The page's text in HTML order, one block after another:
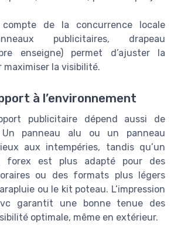
de la concurrence locale
publicitaires, drapeau
enseigne) permet d’ajuster la
maximiser la visibilité.
à l’environnement
publicitaire dépend aussi de
Un panneau alu ou un panneau
aux intempéries, tandis qu’un
forex est plus adapté pour des
ou des formats plus légers
ou le kit poteau. L’impression
garantit une bonne tenue des
optimale, même en extérieur.